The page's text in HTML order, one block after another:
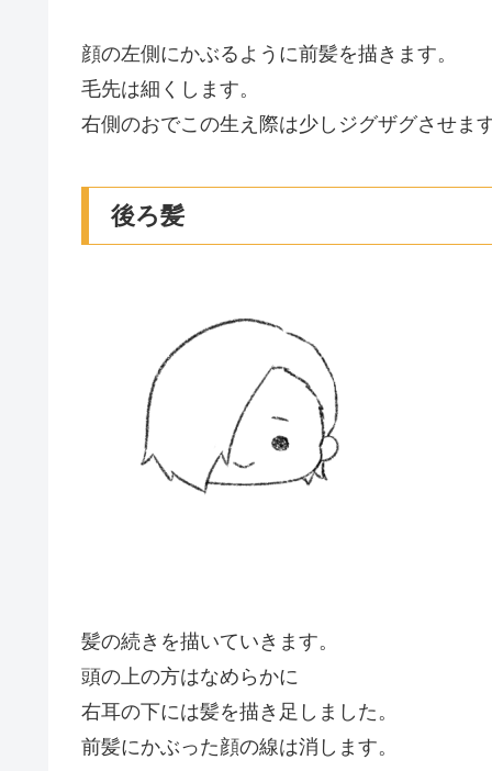
顔の左側にかぶるように前髪を描きます。
毛先は細くします。
右側のおでこの生え際は少しジグザグさせま
後ろ髪
髪の続きを描いていきます。
頭の上の方はなめらかに
右耳の下には髪を描き足しました。
前髪にかぶった顔の線は消します。